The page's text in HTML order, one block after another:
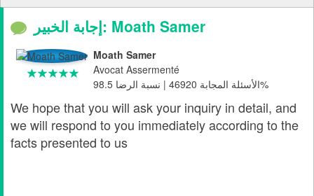
إجابة الخبير: Moath Samer
Moath Samer
Avocat Assermenté
الأسئلة المجابة 46920 | نسبة الرضا 98.5%
We hope that you will ask your inquiry in detail, and
we will respond to you immediately according to the
facts presented to us